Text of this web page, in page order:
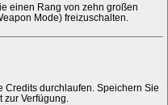
einen Rang von zehn großen
Mode) freizuschalten.
Credits durchlaufen. Speichern Sie
Verfügung.